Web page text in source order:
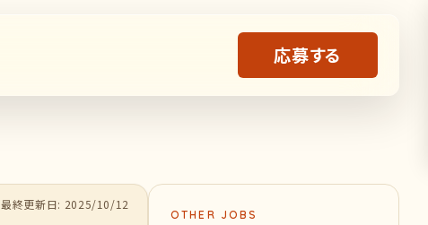
応募する
最終更新日: 2025/10/12
OTHER JOBS